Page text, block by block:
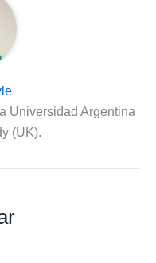
Universidad Argentina
(UK).